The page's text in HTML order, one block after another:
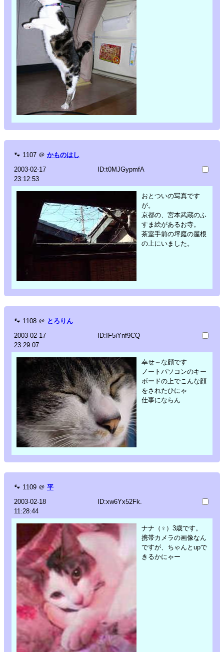
🐾 1107 ＠ かものはし
2003-02-17
23:12:53
ID:t0MJGypmfA
おとついの写真です
が。
京都の、宮本武蔵のふ
すま絵があるお寺。
茶室手前の坪庭の屋根
の上にいました。
🐾 1108 ＠ とろりん
2003-02-17
23:29:07
ID:IF5iYnf9CQ
幸せ～な顔です
ノートパソコンのキー
ボードの上でこんな顔
をされたひにゃ
仕事にならん
🐾 1109 ＠ 平
2003-02-18
11:28:44
ID:xw6Yx52Fk.
ナナ（♀）3歳です。
携帯カメラの画像なん
ですが、ちゃんとupで
きるかにゃー